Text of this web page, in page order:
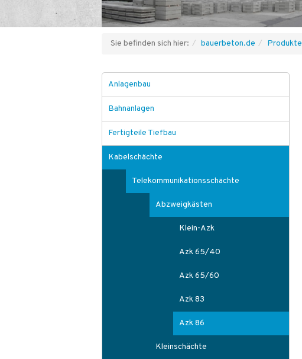
Sie befinden sich hier: bauerbeton.de Produkte
Anlagenbau
Bahnanlagen
Fertigteile Tiefbau
Kabelschächte
Telekommunikationsschächte
Abzweigkästen
Klein-Azk
Azk 65/40
Azk 65/60
Azk 83
Azk 86
Kleinschächte